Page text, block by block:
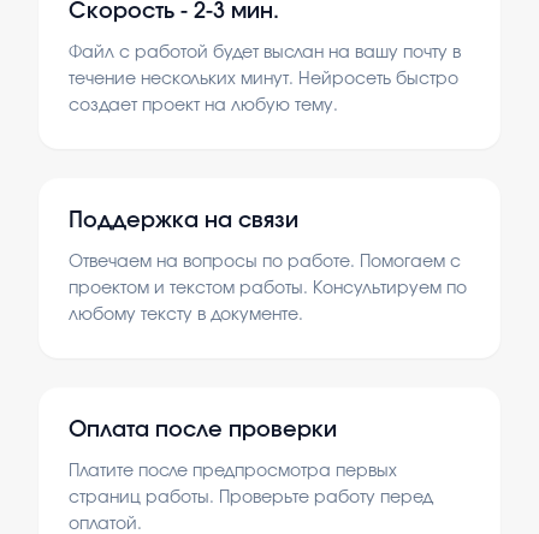
Скорость - 2-3 мин.
Файл с работой будет выслан на вашу почту в
течение нескольких минут. Нейросеть быстро
создает проект на любую тему.
Поддержка на связи
Отвечаем на вопросы по работе. Помогаем с
проектом и текстом работы. Консультируем по
любому тексту в документе.
Оплата после проверки
Платите после предпросмотра первых
страниц работы. Проверьте работу перед
оплатой.